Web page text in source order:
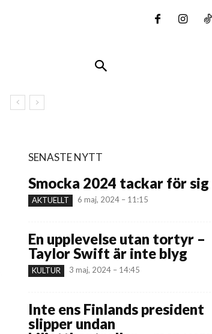
SENASTE NYTT
Smocka 2024 tackar för sig
AKTUELLT 6 maj, 2024 – 11:15
En upplevelse utan tortyr –
Taylor Swift är inte blyg
KULTUR 3 maj, 2024 – 14:45
Inte ens Finlands president
slipper undan